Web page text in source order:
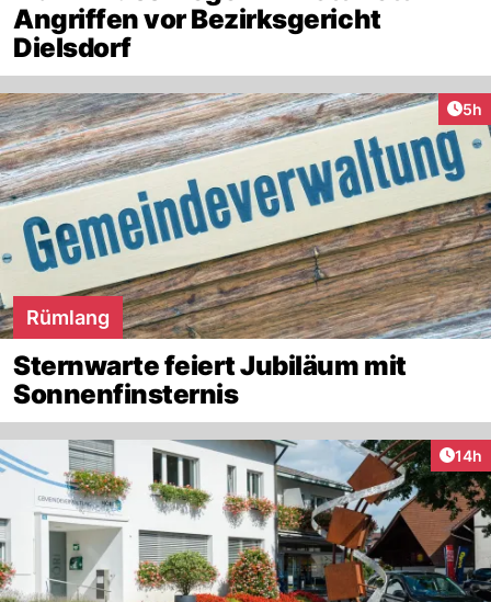
Angriffen vor Bezirksgericht
Dielsdorf
5h
Rümlang
Sternwarte feiert Jubiläum mit
Sonnenfinsternis
14h